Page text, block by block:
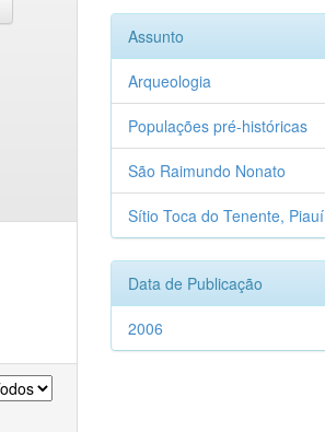
Assunto
Arqueologia
Populações pré-históricas
São Raimundo Nonato
Sítio Toca do Tenente, Piauí
Data de Publicação
2006